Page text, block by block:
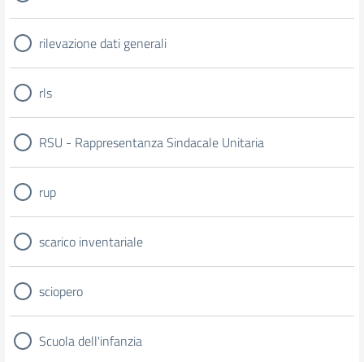
rilevazione dati generali
rls
RSU - Rappresentanza Sindacale Unitaria
rup
scarico inventariale
sciopero
Scuola dell'infanzia